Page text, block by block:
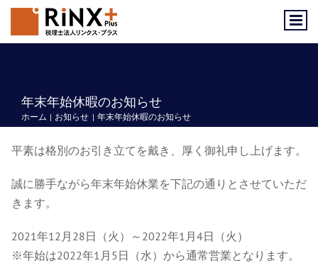
Skip
content
年末年始休暇のお知らせ
ホーム お知らせ 年末年始休暇のお知らせ
平素は格別のお引き立てを戴き、厚く御礼申し上げます。
誠に勝手ながら年末年始休業を下記の通りとさせていただ
きます。
2021年12月28日（火）～2022年1月4日（火）
※年始は2022年1月5日（水）から通常営業となります。